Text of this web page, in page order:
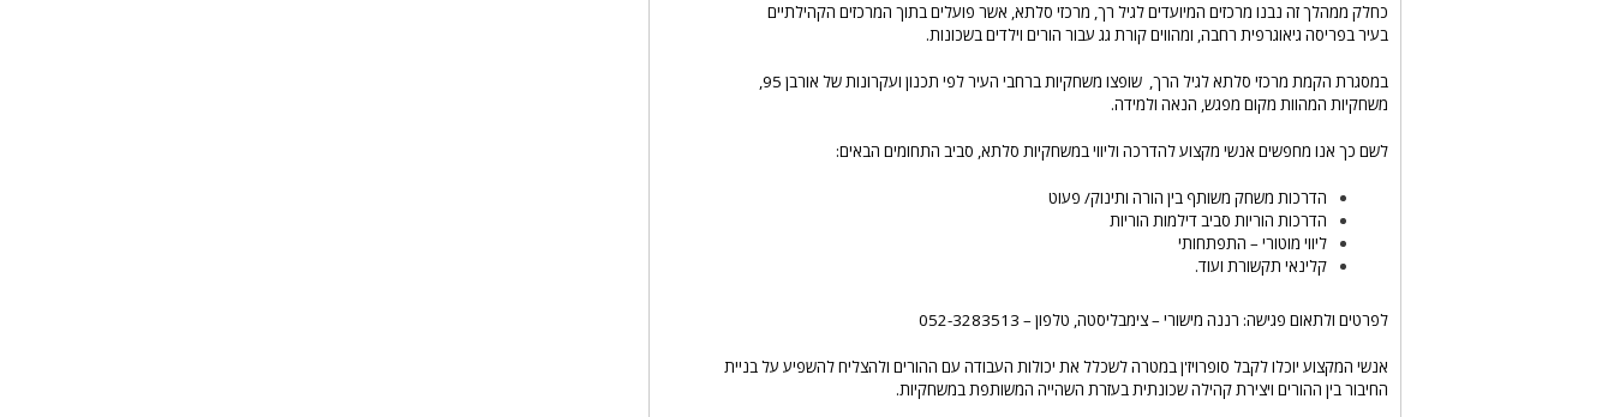
כחלק ממהלך זה נבנו מרכזים המיועדים לגיל רך, מרכזי סלתא, אשר פועלים בתוך המרכזים הקהילתיים
בעיר בפריסה גיאוגרפית רחבה, ומהווים קורת גג עבור הורים וילדים בשכונות.
במסגרת הקמת מרכזי סלתא לגיל הרך, שופצו משחקיות ברחבי העיר לפי תכנון ועקרונות של אורבן 95,
משחקיות המהוות מקום מפגש, הנאה ולמידה.
לשם כך אנו מחפשים אנשי מקצוע להדרכה וליווי במשחקיות סלתא, סביב התחומים הבאים:
הדרכות משחק משותף בין הורה ותינוק/ פעוט
הדרכות הוריות סביב דילמות הוריות
ליווי מוטורי – התפתחותי
קלינאי תקשורת ועוד.
לפרטים ולתאום פגישה: רננה מישורי – צימבליסטה, טלפון – 052-3283513
אנשי המקצוע יוכלו לקבל סופרויז'ן במטרה לשכלל את יכולות העבודה עם ההורים ולהצליח להשפיע על בניית
החיבור בין ההורים ויצירת קהילה שכונתית בעזרת השהייה המשותפת במשחקיות.